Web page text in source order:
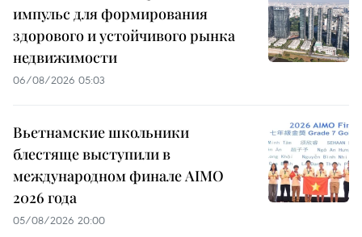
импульс для формирования
здорового и устойчивого рынка
недвижимости
06/08/2026 05:03
Вьетнамские школьники
блестяще выступили в
международном финале AIMO
2026 года
05/08/2026 20:00